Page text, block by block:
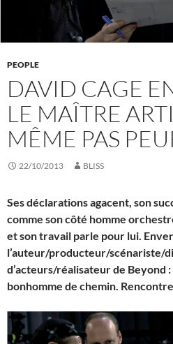
PEOPLE
DAVID CAGE
LE MAÎTRE
MÊME PAS
22/10/2013 BLISS
Ses déclarations agacent, son
comme son côté homme
et son travail parle pour lui.
l’auteur/producteur/scénariste/
d’acteurs/réalisateur de Beyond
bonhomme de chemin.